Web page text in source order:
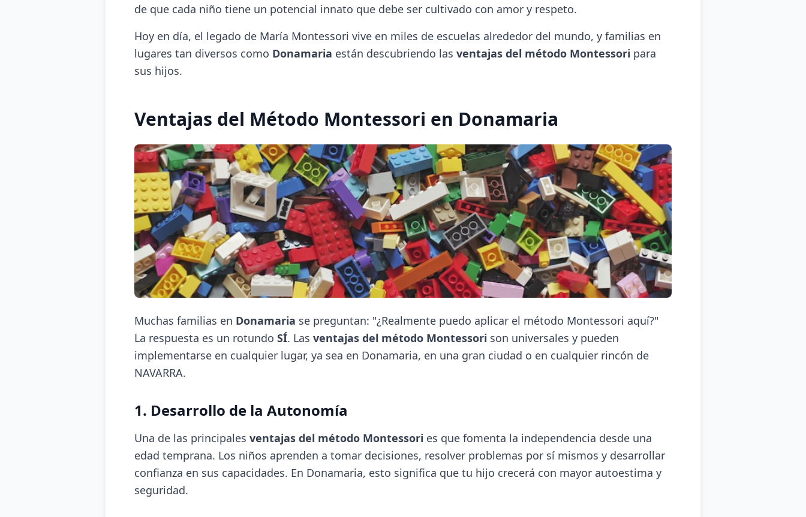
de que cada niño tiene un potencial innato que debe ser cultivado con amor y respeto.
Hoy en día, el legado de María Montessori vive en miles de escuelas alrededor del mundo, y familias en
lugares tan diversos como Donamaria están descubriendo las ventajas del método Montessori para
sus hijos.
Ventajas del Método Montessori en Donamaria
Muchas familias en Donamaria se preguntan: "¿Realmente puedo aplicar el método Montessori aquí?"
La respuesta es un rotundo SÍ. Las ventajas del método Montessori son universales y pueden
implementarse en cualquier lugar, ya sea en Donamaria, en una gran ciudad o en cualquier rincón de
NAVARRA.
1. Desarrollo de la Autonomía
Una de las principales ventajas del método Montessori es que fomenta la independencia desde una
edad temprana. Los niños aprenden a tomar decisiones, resolver problemas por sí mismos y desarrollar
confianza en sus capacidades. En Donamaria, esto significa que tu hijo crecerá con mayor autoestima y
seguridad.